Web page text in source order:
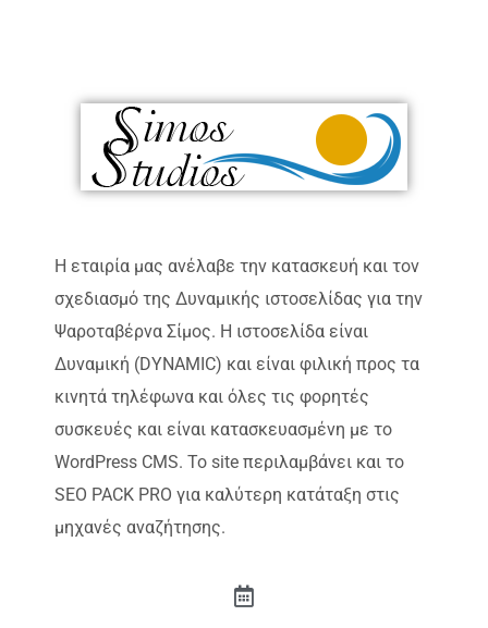
Η εταιρία μας ανέλαβε την κατασκευή και τον
σχεδιασμό της Δυναμικής ιστοσελίδας για την
Ψαροταβέρνα Σίμος. Η ιστοσελίδα είναι
Δυναμική (DYNAMIC) και είναι φιλική προς τα
κινητά τηλέφωνα και όλες τις φορητές
συσκευές και είναι κατασκευασμένη με το
WordPress CMS. Το site περιλαμβάνει και το
SEO PACK PRO για καλύτερη κατάταξη στις
μηχανές αναζήτησης.